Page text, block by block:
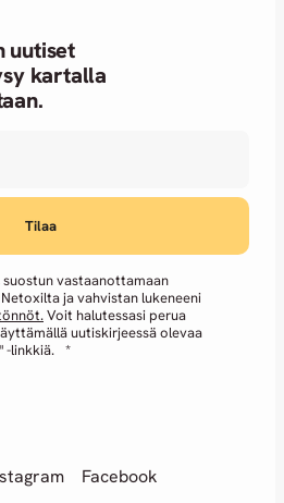
uutiset
kartalla
vastaanottamaan
ja vahvistan lukeneeni
Voit halutessasi perua
uutiskirjeessä olevaa
-linkkiä. *
Facebook